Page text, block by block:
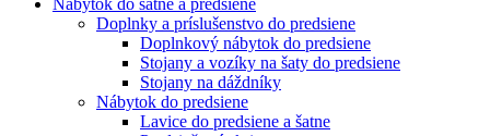
Doplnky a príslušenstvo do predsiene
Doplnkový nábytok do predsiene
Stojany a vozíky na šaty do predsiene
Stojany na dáždníky
Nábytok do predsiene
Lavice do predsiene a šatne